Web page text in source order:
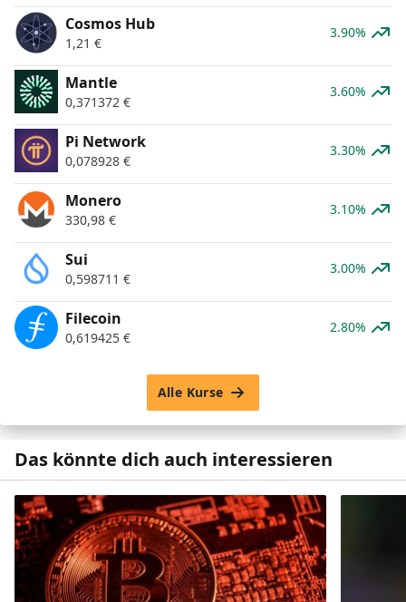
Cosmos Hub
1,21 €
3.90%
Mantle
0,371372 €
3.60%
Pi Network
0,078928 €
3.30%
Monero
330,98 €
3.10%
Sui
0,598711 €
3.00%
Filecoin
0,619425 €
2.80%
Alle Kurse
Das könnte dich auch interessieren